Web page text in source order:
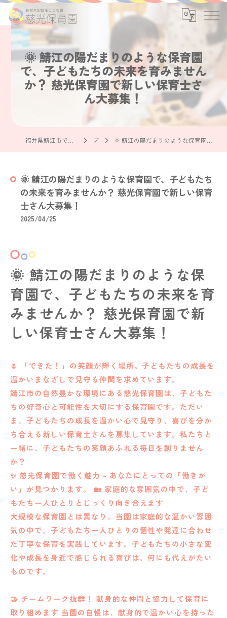
🌞 鯖江の陽だまりのような保育園
で、子どもたちの未来を育みません
か？ 慈光保育園で新しい保育士さ
ん大募集！
ブログ 🌞 鯖江の陽だまりのような保育園で、子どもたちの未来を育みませんか？ 慈光保育園で新しい保育士さん大募集！
🌞 鯖江の陽だまりのような保育園で、子どもたち
の未来を育みませんか？ 慈光保育園で新しい保育
士さん大募集！
2025/04/25
🌞 鯖江の陽だまりのような保
育園で、子どもたちの未来を育
みませんか？ 慈光保育園で新
しい保育士さん大募集！
🌷 「できた！」の笑顔が輝く場所。子どもたちの成長を
温かいまなざしで見守る仲間を求めています。
鯖江市の自然豊かな環境にある慈光保育園は、子どもた
ちの好奇心と可能性を大切にする保育園です。ただい
ま、子どもたちの成長を温かい心で見守り、喜びを分か
ち合える新しい保育士さんを募集しています。私たちと
一緒に、子どもたちの笑顔あふれる毎日を創りません
か？
✨ 慈光保育園で働く魅力 - あなたにとっての「働きが
い」が見つかります。 🏡 家庭的な雰囲気の中で、子ど
もたち一人ひとりとじっくり向き合えます
大規模な保育園とは異なり、当園は家庭的な温かい雰囲
気の中で、子どもたち一人ひとりの個性や発達に合わせ
た丁寧な保育を実践しています。子どもたちの小さな変
化や成長を身近で感じられる喜びは、何にも代えがたい
ものです。
🤝 チームワーク抜群！ 献身的な仲間と協力して保育に
取り組めます 当園の自慢は、献身的で温かい心を持った